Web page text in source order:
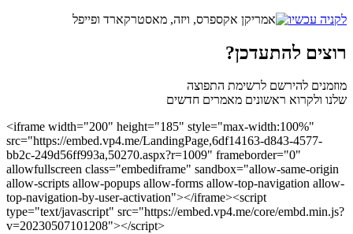
לקניה עכשיו
רוצים להתעדכן?
מוזמנים להירשם לרשימת התפוצה
שלנו ולקרוא ראשונים מאמרים חדשים
<iframe width="200" height="185" style="max-width:100%"
src="https://embed.vp4.me/LandingPage,6df14163-d843-4577-
bb2c-249d56ff993a,50270.aspx?r=1009" frameborder="0"
allowfullscreen class="embediframe" sandbox="allow-same-origin
allow-scripts allow-popups allow-forms allow-top-navigation allow-
top-navigation-by-user-activation"></iframe><script
type="text/javascript" src="https://embed.vp4.me/core/embd.min.js?
v=20230507101208"></script>